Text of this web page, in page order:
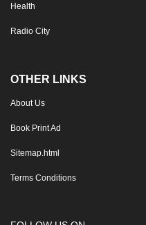
Health
Radio City
OTHER LINKS
About Us
Book Print Ad
Sitemap.html
Terms Conditions